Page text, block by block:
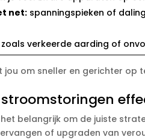
net: spanningspieken of
verkeerde aarding of
om sneller en gerichter op
belangrijk om de juiste
of upgraden van